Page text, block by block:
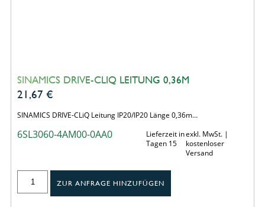
SINAMICS DRIVE-CLIQ LEITUNG 0,36M
21,67 €
SINAMICS DRIVE-CLiQ Leitung IP20/IP20 Länge 0,36m…
6SL3060-4AM00-0AA0
Lieferzeit in
Tagen 15
exkl. MwSt. |
kostenloser
Versand
ZUR ANFRAGE HINZUFÜGEN